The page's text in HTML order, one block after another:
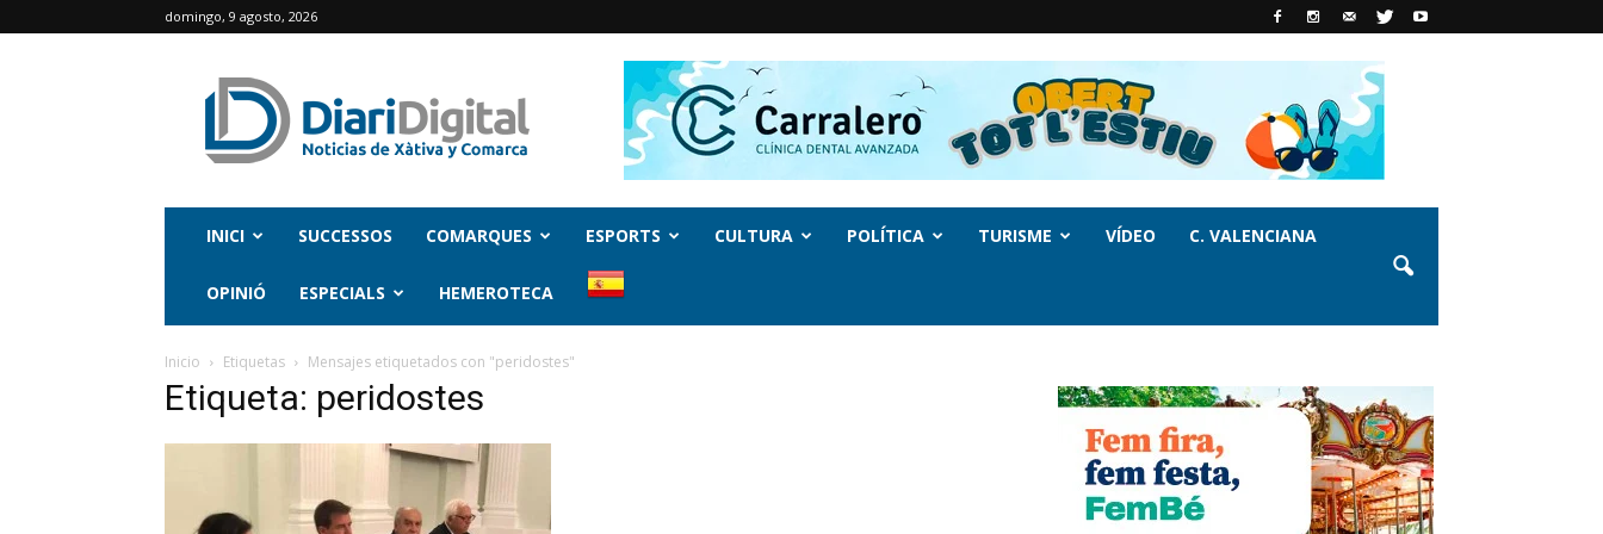
domingo, 9 agosto, 2026
INICI SUCCESSOS COMARQUES ESPORTS CULTURA POLÍTICA TURISME VÍDEO C. VALENCIANA
OPINIÓ ESPECIALS HEMEROTECA
Inicio Etiquetas Mensajes etiquetados con "peridostes"
Etiqueta: peridostes